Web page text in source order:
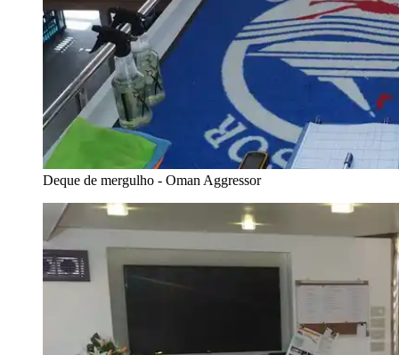
Deque de mergulho - Oman Aggressor